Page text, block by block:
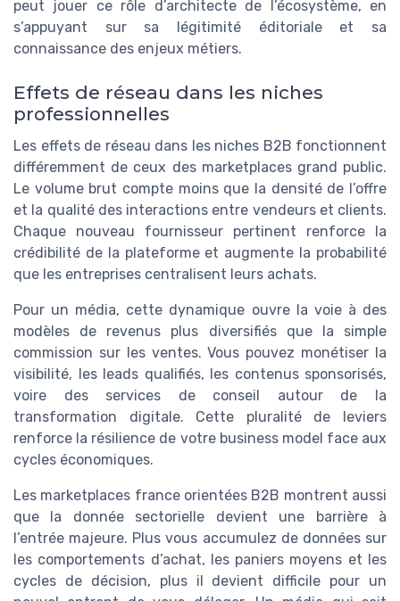
peut jouer ce rôle d’architecte de l’écosystème, en
s’appuyant sur sa légitimité éditoriale et sa
connaissance des enjeux métiers.
Effets de réseau dans les niches
professionnelles
Les effets de réseau dans les niches B2B fonctionnent
différemment de ceux des marketplaces grand public.
Le volume brut compte moins que la densité de l’offre
et la qualité des interactions entre vendeurs et clients.
Chaque nouveau fournisseur pertinent renforce la
crédibilité de la plateforme et augmente la probabilité
que les entreprises centralisent leurs achats.
Pour un média, cette dynamique ouvre la voie à des
modèles de revenus plus diversifiés que la simple
commission sur les ventes. Vous pouvez monétiser la
visibilité, les leads qualifiés, les contenus sponsorisés,
voire des services de conseil autour de la
transformation digitale. Cette pluralité de leviers
renforce la résilience de votre business model face aux
cycles économiques.
Les marketplaces france orientées B2B montrent aussi
que la donnée sectorielle devient une barrière à
l’entrée majeure. Plus vous accumulez de données sur
les comportements d’achat, les paniers moyens et les
cycles de décision, plus il devient difficile pour un